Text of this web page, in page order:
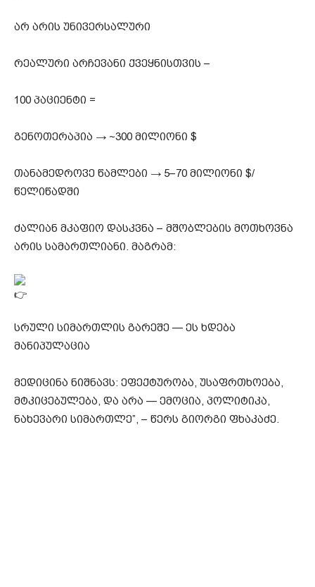
არ არის უნივერსალური
რეალური არჩევანი ქვეყნისთვის –
100 პაციენტი =
გენოთერაპია → ~300 მილიონი $
თანამედროვე წამლები → 5–70 მილიონი $/
წელიწადში
ძალიან მკაფიო დასკვნა – მშობლების მოთხოვნა
არის სამართლიანი. მაგრამ:
სრული სიმართლის გარეშე — ეს ხდება
მანიპულაცია
მედიცინა ნიშნავს: ეფექტურობა, უსაფრთხოება,
მტკიცებულება, და არა — ემოცია, პოლიტიკა,
ნახევარი სიმართლე”, – წერს გიორგი ფხაკაძე.